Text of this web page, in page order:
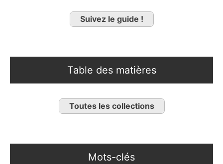
Suivez le guide !
Table des matières
Toutes les collections
Mots-clés